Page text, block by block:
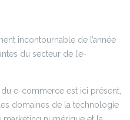
incontournable de l’année
du secteur de l’e-
du e-commerce est ici présent,
domaines de la technologie